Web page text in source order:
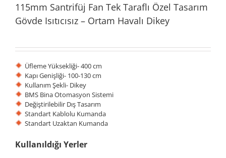
115mm Santrifüj Fan Tek Taraflı Özel Tasarım
Gövde Isıtıcısız – Ortam Havalı Dikey
Üfleme Yüksekliği- 400 cm
Kapı Genişliği- 100-130 cm
Kullanım Şekli- Dikey
BMS Bina Otomasyon Sistemi
Değiştirilebilir Dış Tasarım
Standart Kablolu Kumanda
Standart Uzaktan Kumanda
Kullanıldığı Yerler